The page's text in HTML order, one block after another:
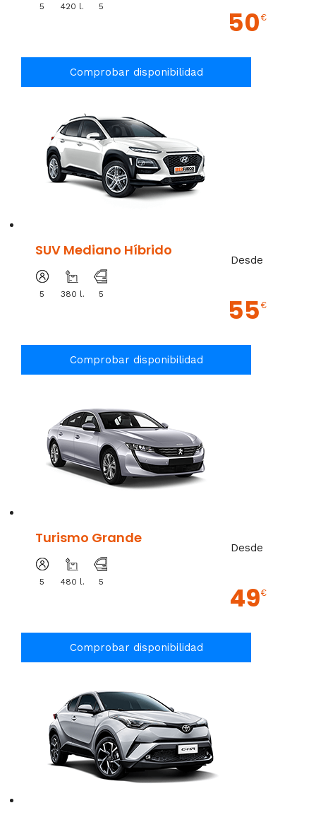
5 420 l. 5 50 €
Comprobar disponibilidad
SUV Mediano Híbrido
5 380 l. 5
Desde
55 €
Comprobar disponibilidad
Turismo Grande
5 480 l. 5
Desde
49€
Comprobar disponibilidad